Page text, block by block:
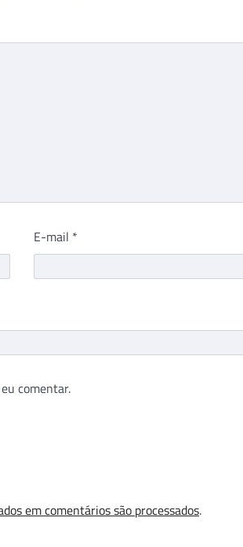
E-mail *
comentar.
em comentários são processados.